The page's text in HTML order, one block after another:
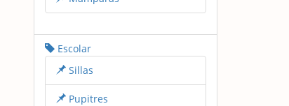
Escolar
Sillas
Pupitres